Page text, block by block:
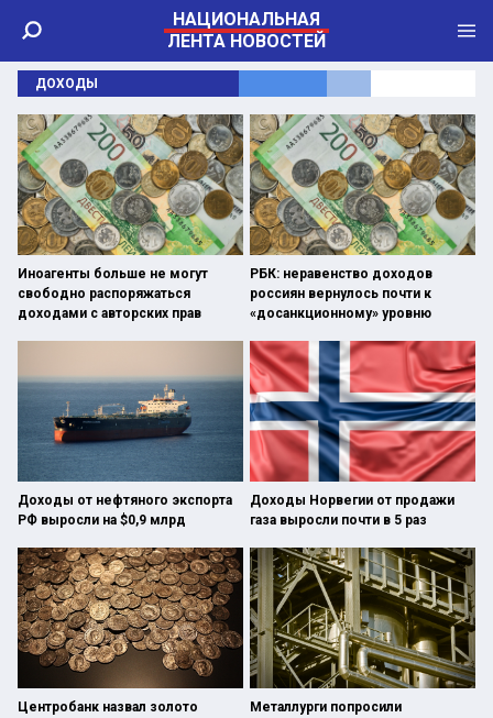
НАЦИОНАЛЬНАЯ
ЛЕНТА НОВОСТЕЙ
ДОХОДЫ
Иноагенты больше не могут
свободно распоряжаться
доходами с авторских прав
РБК: неравенство доходов
россиян вернулось почти к
«досанкционному» уровню
Доходы от нефтяного экспорта
РФ выросли на $0,9 млрд
Доходы Норвегии от продажи
газа выросли почти в 5 раз
Центробанк назвал золото
Металлурги попросили